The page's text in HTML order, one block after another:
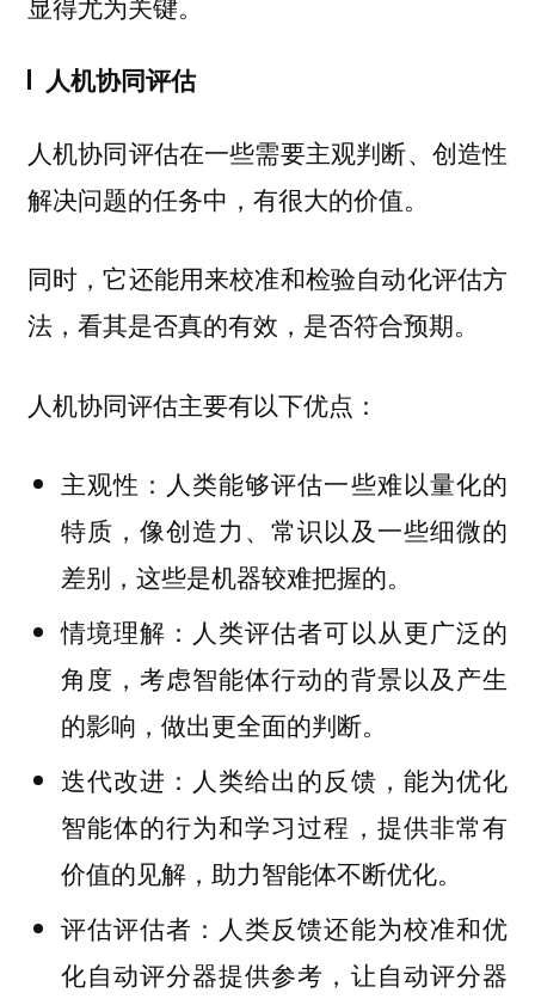
人机协同评估
人机协同评估在一些需要主观判断、创造性
解决问题的任务中，有很大的价值。
同时，它还能用来校准和检验自动化评估方
法，看其是否真的有效，是否符合预期。
人机协同评估主要有以下优点：
主观性 ：人类能够评估一些难以量化的
特质，像创造力、常识以及一些细微的
差别，这些是机器较难把握的。
情境理解 ：人类评估者可以从更广泛的
角度，考虑智能体行动的背景以及产生
的影响，做出更全面的判断。
迭代改进 ：人类给出的反馈，能为优化
智能体的行为和学习过程，提供非常有
价值的见解，助力智能体不断优化。
评估评估者 ：人类反馈还能为校准和优
化自动评分器提供参考，让自动评分器